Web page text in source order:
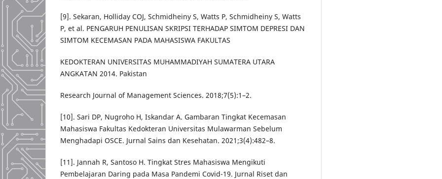
[9]. Sekaran, Holliday COJ, Schmidheiny S, Watts P, Schmidheiny S, Watts
P, et al. PENGARUH PENULISAN SKRIPSI TERHADAP SIMTOM DEPRESI DAN
SIMTOM KECEMASAN PADA MAHASISWA FAKULTAS
KEDOKTERAN UNIVERSITAS MUHAMMADIYAH SUMATERA UTARA
ANGKATAN 2014. Pakistan
Research Journal of Management Sciences. 2018;7(5):1–2.
[10]. Sari DP, Nugroho H, Iskandar A. Gambaran Tingkat Kecemasan
Mahasiswa Fakultas Kedokteran Universitas Mulawarman Sebelum
Menghadapi OSCE. Jurnal Sains dan Kesehatan. 2021;3(4):482–8.
[11]. Jannah R, Santoso H. Tingkat Stres Mahasiswa Mengikuti
Pembelajaran Daring pada Masa Pandemi Covid-19. Jurnal Riset dan